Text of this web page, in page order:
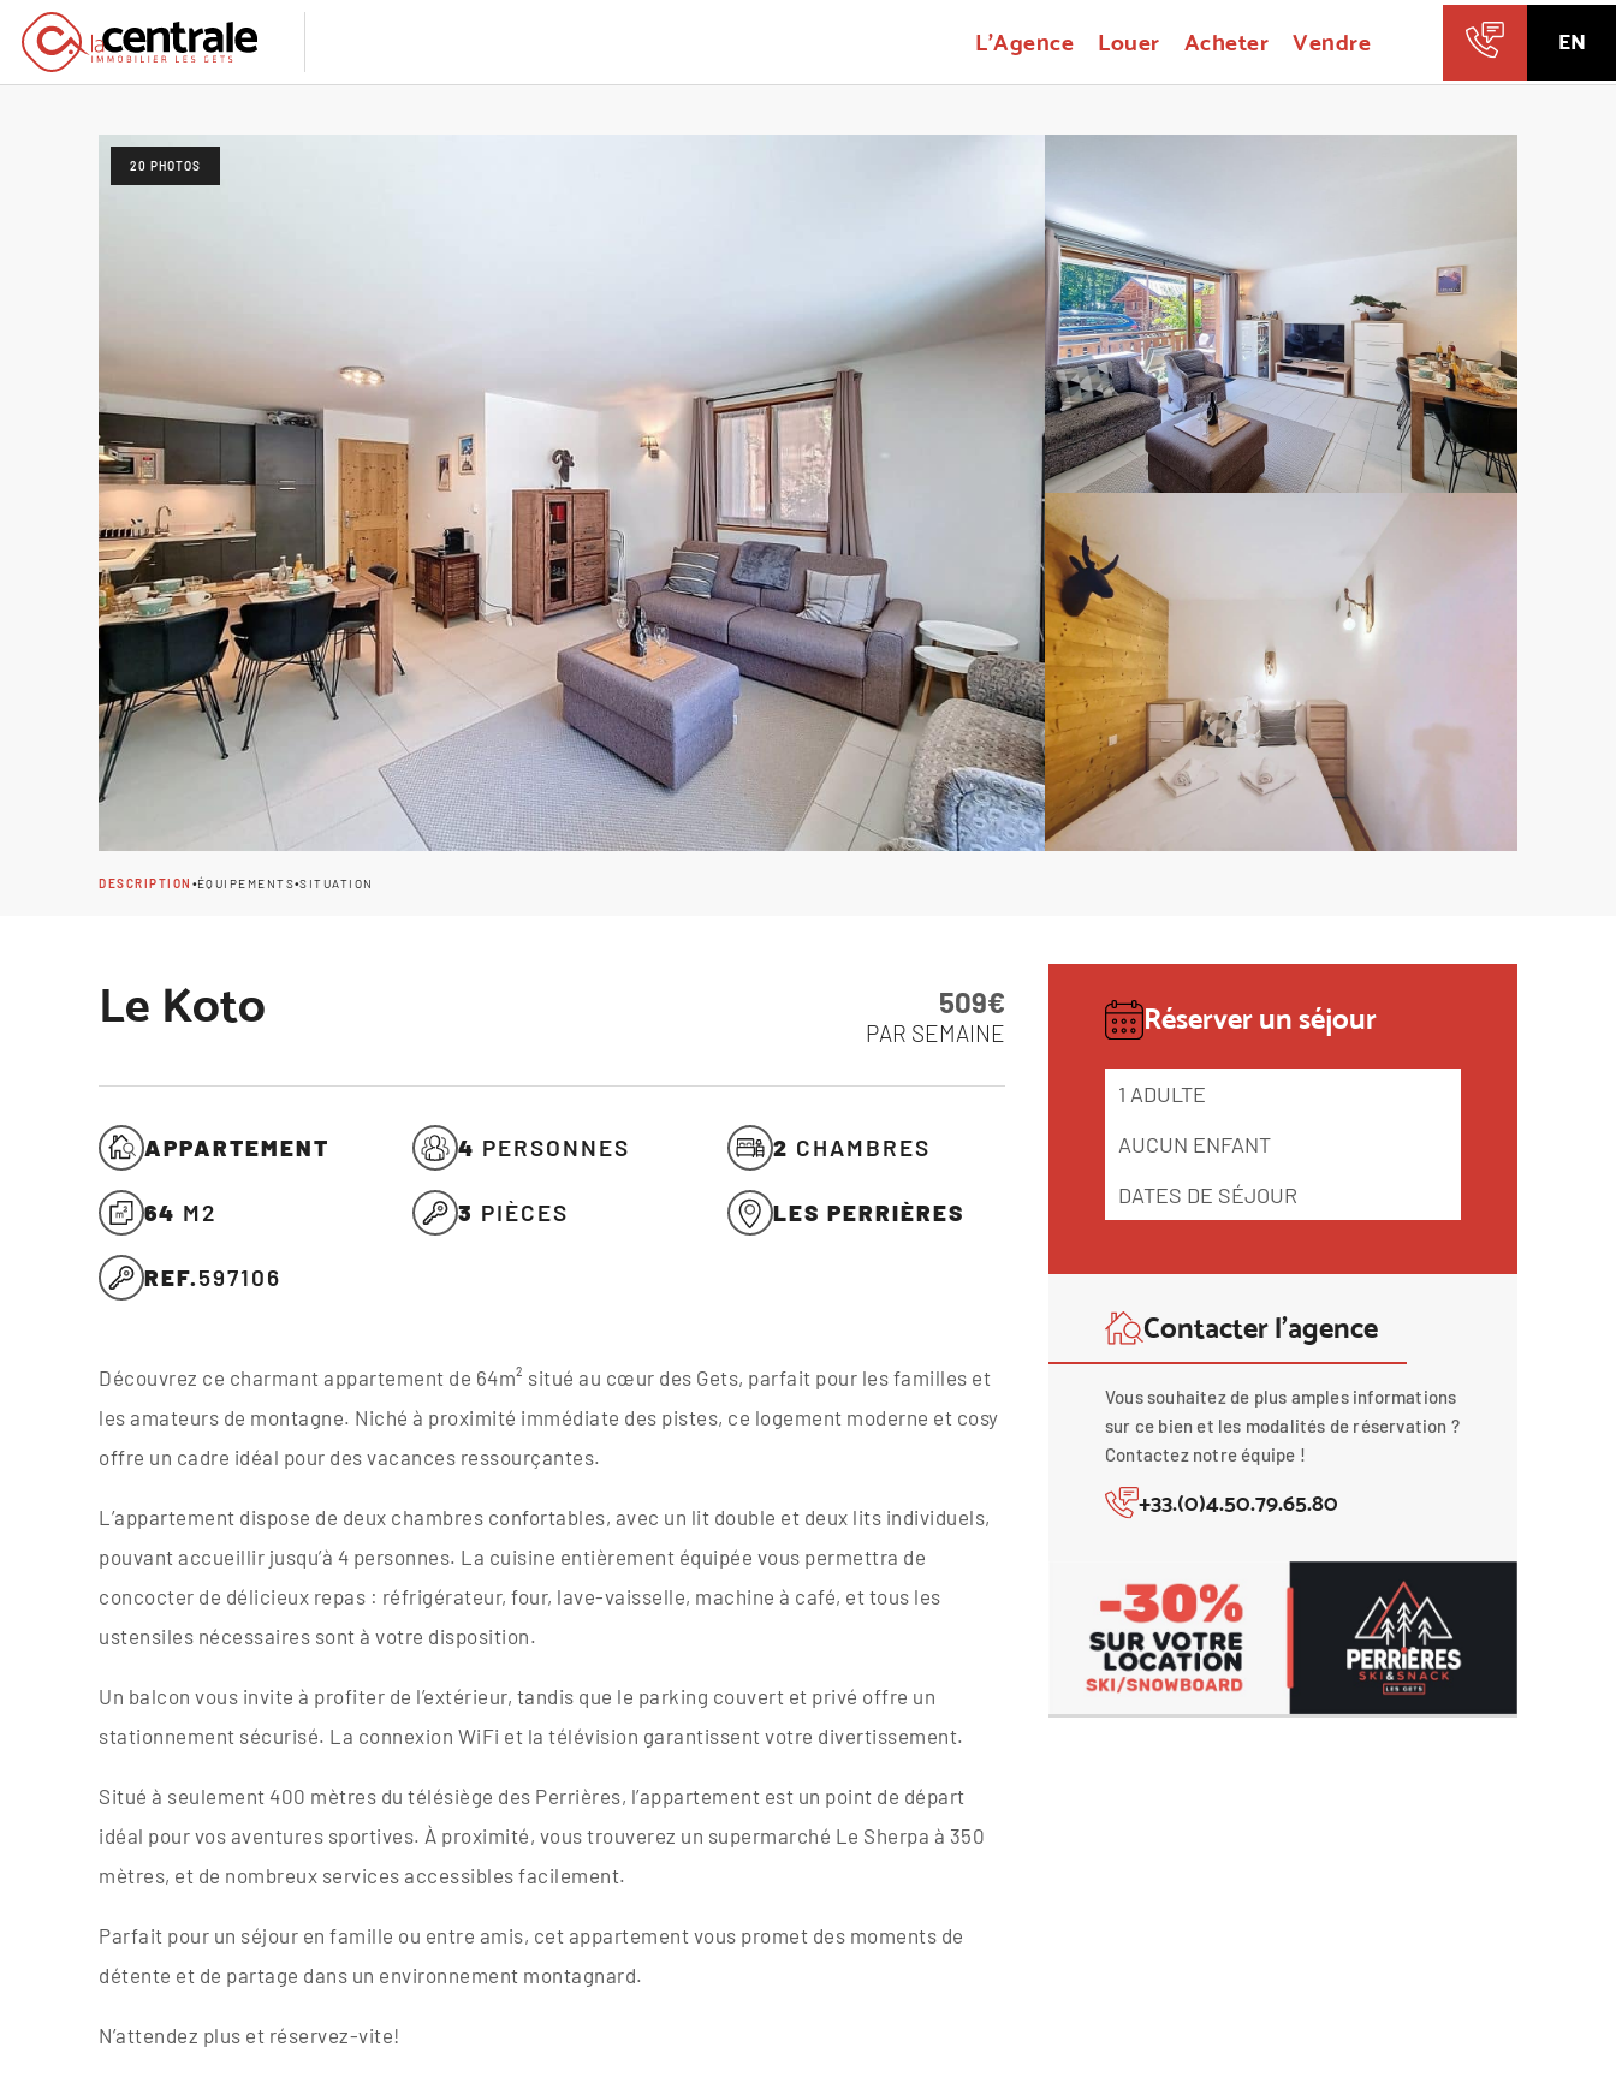
L'Agence Louer Acheter Vendre EN
20 PHOTOS
DESCRIPTION •ÉQUIPEMENTS•SITUATION
Le Koto 509€
PAR SEMAINE
APPARTEMENT 4 PERSONNES 2 CHAMBRES
64 M2 3 PIÈCES LES PERRIÈRES
REF.597106
Découvrez ce charmant appartement de 64m² situé au cœur des Gets, parfait pour les familles et
les amateurs de montagne. Niché à proximité immédiate des pistes, ce logement moderne et cosy
offre un cadre idéal pour des vacances ressourçantes.
L’appartement dispose de deux chambres confortables, avec un lit double et deux lits individuels,
pouvant accueillir jusqu’à 4 personnes. La cuisine entièrement équipée vous permettra de
concocter de délicieux repas : réfrigérateur, four, lave-vaisselle, machine à café, et tous les
ustensiles nécessaires sont à votre disposition.
Un balcon vous invite à profiter de l’extérieur, tandis que le parking couvert et privé offre un
stationnement sécurisé. La connexion WiFi et la télévision garantissent votre divertissement.
Situé à seulement 400 mètres du télésiège des Perrières, l’appartement est un point de départ
idéal pour vos aventures sportives. À proximité, vous trouverez un supermarché Le Sherpa à 350
mètres, et de nombreux services accessibles facilement.
Parfait pour un séjour en famille ou entre amis, cet appartement vous promet des moments de
détente et de partage dans un environnement montagnard.
N’attendez plus et réservez-vite!
Réserver un séjour
Contacter l’agence
Vous souhaitez de plus amples informations
sur ce bien et les modalités de réservation ?
Contactez notre équipe !
+33.(0)4.50.79.65.80